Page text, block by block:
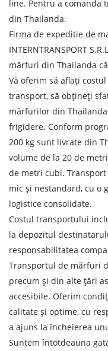
line. Pentru a comanda
din Thailanda.
Firma de expeditie de
INTERNTRANSPORT
mărfuri din Thailanda
Vă oferim să aflați
transport, să obțineți
mărfurilor din
frigidere. Conform
200 kg sunt livrate din
volume de la 20 de
de metri cubi.
mic și nestandard, cu o
logistice consolidate.
Costul transportului
la depozitul
responsabilitatea
Transportul de mărfuri
precum și din alte țări
accesibile. Oferim
calitate și optime, cu
a ajuns la încheierea
Suntem întotdeauna
Aflați
Descarcă țara
Descarcă orașul
Teren de
Denumirea
Data de
Tipul de